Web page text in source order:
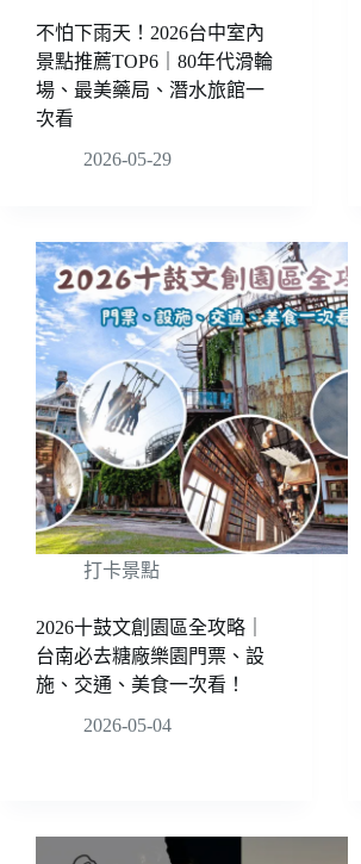
不怕下雨天！2026台中室內
景點推薦TOP6｜80年代滑輪
場、最美藥局、潛水旅館一
次看
2026-05-29
打卡景點
2026十鼓文創園區全攻略｜
台南必去糖廠樂園門票、設
施、交通、美食一次看！
2026-05-04